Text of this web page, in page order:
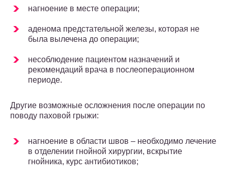
нагноение в месте операции;
аденома предстательной железы, которая не
была вылечена до операции;
несоблюдение пациентом назначений и
рекомендаций врача в послеоперационном
периоде.
Другие возможные осложнения после операции по
поводу паховой грыжи:
нагноение в области швов – необходимо лечение
в отделении гнойной хирургии, вскрытие
гнойника, курс антибиотиков;